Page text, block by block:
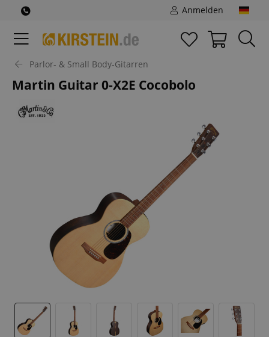
Anmelden
Parlor- & Small Body-Gitarren
Martin Guitar 0-X2E Cocobolo